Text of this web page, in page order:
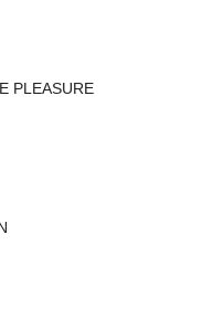
PLEASURE